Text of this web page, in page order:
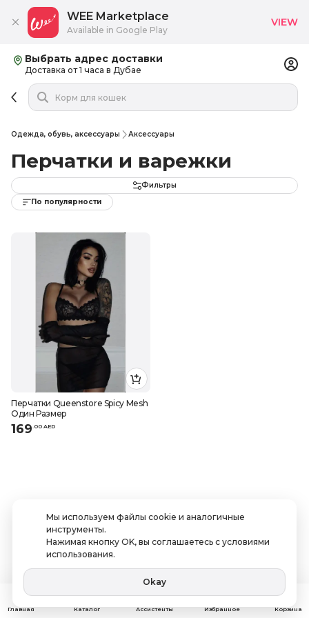
Выбрать адрес доставки
Доставка от 1 часа в Дубае
Одежда, обувь, аксессуары Аксессуары
Перчатки и варежки
Фильтры
По популярности
Перчатки Queenstore Spicy Mesh
Один Размер
169.00 AED
WEE Marketplace
Available in Google Play
VIEW
Главная Каталог Ассистенты Избранное Корзина
Мы используем файлы cookie и аналогичные
инструменты.
Нажимая кнопку OK, вы соглашаетесь с условиями
использования.
Okay